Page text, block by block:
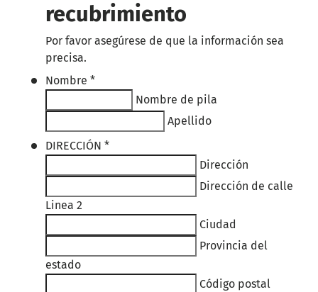
recubrimiento
Por favor asegúrese de que la información sea
precisa.
Nombre *
Nombre de pila
Apellido
DIRECCIÓN *
Dirección
Dirección de calle
Linea 2
Ciudad
Provincia del
estado
Código postal